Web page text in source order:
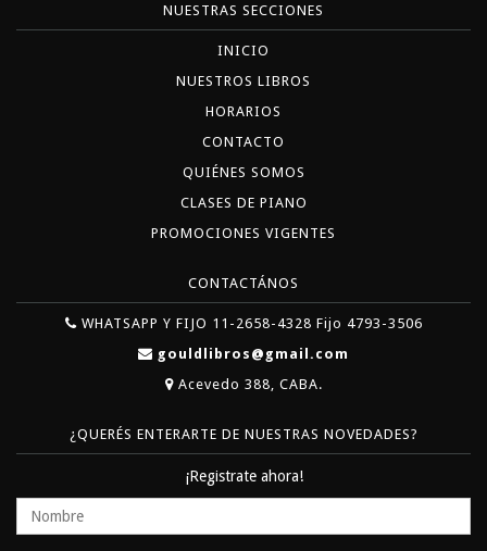
NUESTRAS SECCIONES
INICIO
NUESTROS LIBROS
HORARIOS
CONTACTO
QUIÉNES SOMOS
CLASES DE PIANO
PROMOCIONES VIGENTES
CONTACTÁNOS
WHATSAPP Y FIJO 11-2658-4328 Fijo 4793-3506
gouldlibros@gmail.com
Acevedo 388, CABA.
¿QUERÉS ENTERARTE DE NUESTRAS NOVEDADES?
¡Registrate ahora!